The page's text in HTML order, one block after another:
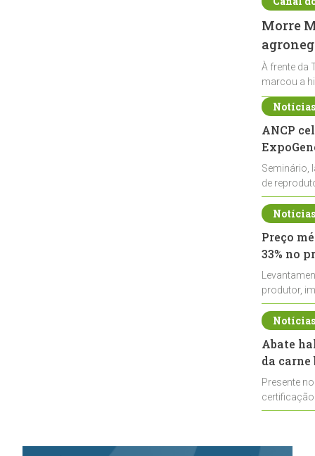
Morre
À frente da
marcou a
ANCP
Seminário,
de
durante a
Preço
33% no
produtor,
de leite cru
Abate
da
Presente